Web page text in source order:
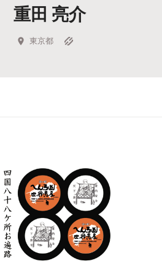
Feature
キュレーターから探す
重田 亮介
東京都